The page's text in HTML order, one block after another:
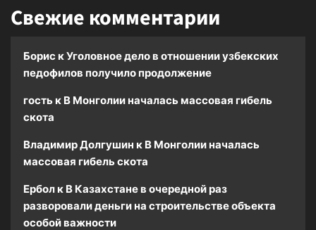
Свежие комментарии
Борис кУголовное дело в отношении узбекских
педофилов получило продолжение
гость к В Монголии началась массовая гибель
скота
Владимир Долгушин к В Монголии началась
массовая гибель скота
Ербол к В Казахстане в очередной раз
разворовали деньги на строительстве объекта
особой важности